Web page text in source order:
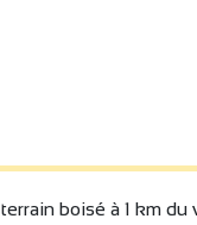
boisé à 1 km